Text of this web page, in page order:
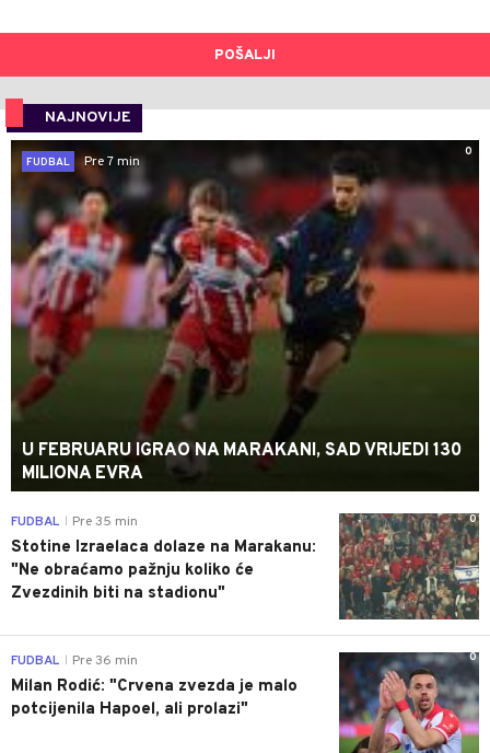
POŠALJI
NAJNOVIJE
0
FUDBAL
Pre 7 min
U FEBRUARU IGRAO NA MARAKANI, SAD VRIJEDI 130
MILIONA EVRA
0
FUDBAL Pre 35 min
Stotine Izraelaca dolaze na Marakanu:
"Ne obraćamo pažnju koliko će
Zvezdinih biti na stadionu"
0
FUDBAL Pre 36 min
Milan Rodić: "Crvena zvezda je malo
potcijenila Hapoel, ali prolazi"